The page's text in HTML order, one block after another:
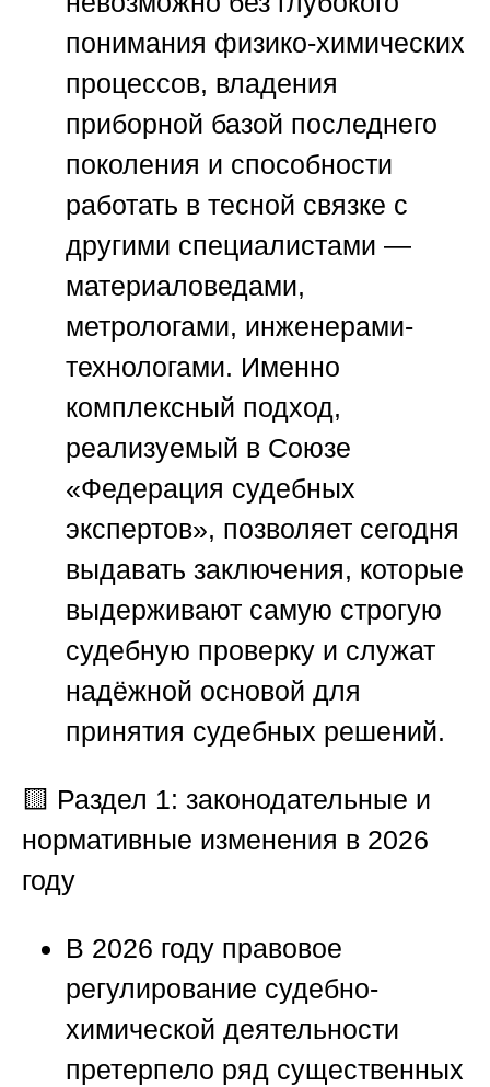
понимания физико-химических
процессов, владения
приборной базой последнего
поколения и способности
работать в тесной связке с
другими специалистами —
материаловедами,
метрологами, инженерами-
технологами. Именно
комплексный подход,
реализуемый в Союзе
«Федерация судебных
экспертов», позволяет сегодня
выдавать заключения, которые
выдерживают самую строгую
судебную проверку и служат
надёжной основой для
принятия судебных решений.
🟨 Раздел 1: законодательные и
нормативные изменения в 2026
году
В 2026 году правовое
регулирование судебно-
химической деятельности
претерпело ряд существенных